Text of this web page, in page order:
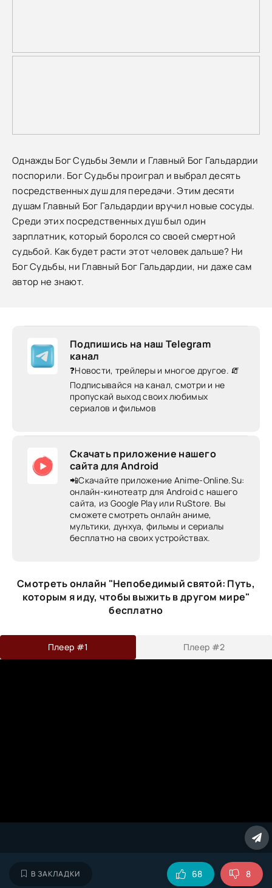
Однажды Бог Судьбы Земли и Главный Бог Гальдардии
поспорили. Бог Судьбы проиграл и выбрал десять
посредственных душ для передачи. Этим десяти
душам Главный Бог Гальдардии вручил новые сосуды.
Среди этих посредственных душ был один
зарплатник, который боролся со своей смертной
судьбой. Как будет расти этот человек дальше? Ни
Бог Судьбы, ни Главный Бог Гальдардии, ни даже сам
автор не знают.
Подпишись на наш Telegram
канал
❓Новости, трейлеры и многое другое. 🧯
Подписывайся на канал, смотри и не
пропускай выход своих любимых
сериалов и фильмов
Скачать приложение нашего
сайта для Android
📲Скачайте приложение Anime-Online.Su:
онлайн-кинотеатр для Android c нашего
сайта, из Google Play или RuStore. Вы
сможете смотреть онлайн аниме,
мультики, дунхуа, фильмы и сериалы
бесплатно на своих устройствах.
Смотреть онлайн "Непобедимый святой: Путь,
которым я иду, чтобы выжить в другом мире"
бесплатно
Плеер #1 Плеер #2
В ЗАКЛАДКИ 68 8